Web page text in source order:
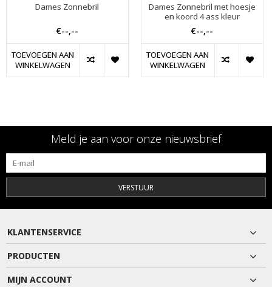
Dames Zonnebril
€--,--
TOEVOEGEN AAN
WINKELWAGEN
Dames Zonnebril met hoesje
en koord 4 ass kleur
€--,--
TOEVOEGEN AAN
WINKELWAGEN
Meld je aan voor onze nieuwsbrief
VERSTUUR
KLANTENSERVICE
PRODUCTEN
MIJN ACCOUNT